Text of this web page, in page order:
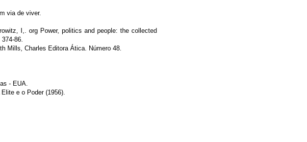
via de viver.
I,. org Power, politics and people: the collected
86.
Mills, Charles Editora Ática. Número 48.
- EUA.
e o Poder (1956).